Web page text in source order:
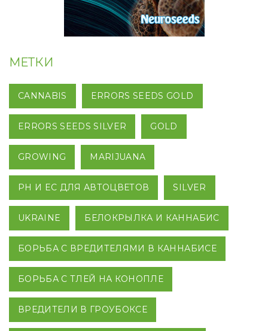
МЕТКИ
CANNABIS ERRORS SEEDS GOLD
ERRORS SEEDS SILVER GOLD
GROWING MARIJUANA
PH И EC ДЛЯ АВТОЦВЕТОВ SILVER
UKRAINE БЕЛОКРЫЛКА И КАННАБИС
БОРЬБА С ВРЕДИТЕЛЯМИ В КАННАБИСЕ
БОРЬБА С ТЛЕЙ НА КОНОПЛЕ
ВРЕДИТЕЛИ В ГРОУБОКСЕ